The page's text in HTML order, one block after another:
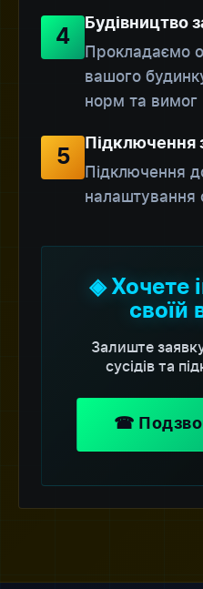
4
Будівництво
Прокладаємо
вашого
норм та вимог
5
Підключення
Підключення
налаштування
◈ Хочете
своїй
Залиште
сусідів та
☎